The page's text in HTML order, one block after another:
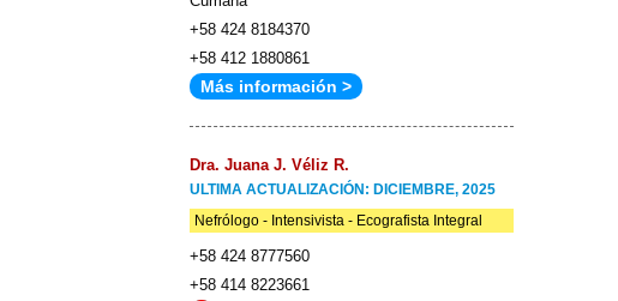
+58 424 8184370
+58 412 1880861
Más información >
Dra. Juana J. Véliz R.
ULTIMA ACTUALIZACIÓN: DICIEMBRE, 2025
Nefrólogo - Intensivista - Ecografista Integral
+58 424 8777560
+58 414 8223661